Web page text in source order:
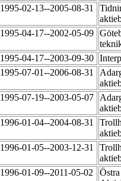
1995-02-13--2005-08-31
1995-04-17--2002-05-09
1995-04-17--2003-09-30
1995-07-01--2006-08-31
1995-07-19--2003-05-07
1996-01-04--2004-08-31
1996-01-05--2003-12-31
1996-01-09--2011-05-02